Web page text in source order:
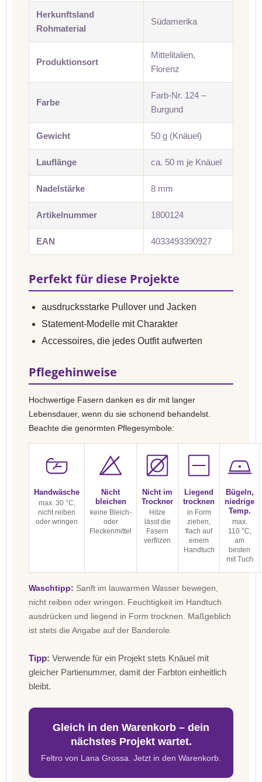
Herkunftsland
Rohmaterial
Südamerika
Produktionsort
Mittelitalien,
Florenz
Farbe
Farb-Nr. 124 –
Burgund
Gewicht 50 g (Knäuel)
Lauflänge ca. 50 m je Knäuel
Nadelstärke 8 mm
Artikelnummer 1800124
EAN 4033493390927
Perfekt für diese Projekte
ausdrucksstarke Pullover und Jacken
Statement-Modelle mit Charakter
Accessoires, die jedes Outfit aufwerten
Pflegehinweise
Hochwertige Fasern danken es dir mit langer
Lebensdauer, wenn du sie schonend behandelst.
Beachte die genormten Pflegesymbole:
Handwäsche
max. 30 °C,
nicht reiben
oder wringen
Nicht
bleichen
keine Bleich-
oder
Fleckenmittel
Nicht im
Trockner
Hitze
lässt die
Fasern
verfilzen
Liegend
trocknen
in Form
ziehen,
flach auf
einem
Handtuch
Bügeln,
niedrige
Temp.
max.
110 °C,
am
besten
mit Tuch
Waschtipp: Sanft im lauwarmen Wasser bewegen,
nicht reiben oder wringen. Feuchtigkeit im Handtuch
ausdrücken und liegend in Form trocknen. Maßgeblich
ist stets die Angabe auf der Banderole.
Tipp: Verwende für ein Projekt stets Knäuel mit
gleicher Partienummer, damit der Farbton einheitlich
bleibt.
Gleich in den Warenkorb – dein
nächstes Projekt wartet.
Feltro von Lana Grossa. Jetzt in den Warenkorb.